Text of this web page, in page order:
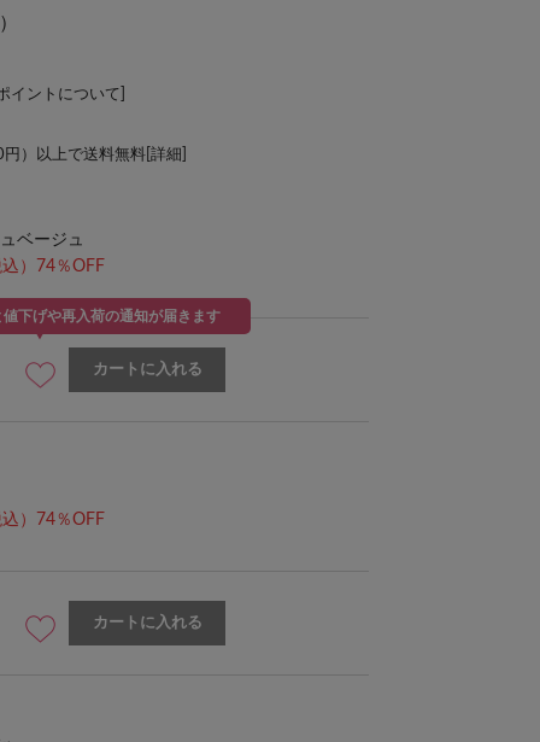
イントについて
）以上で送料無料[ 詳細
ベージュ
込）74％OFF
下げや再入荷の通知が届きます
カートに入れる
込）74％OFF
カートに入れる